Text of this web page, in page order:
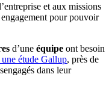
et aux missions
pour pouvoir
d’une équipe ont besoin
une étude Gallup, près de
dans leur